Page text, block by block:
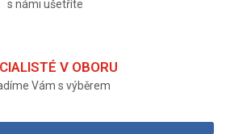
s námi ušetříte
V OBORU
Vám s výběrem